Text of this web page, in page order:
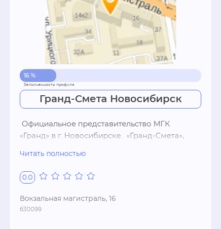
16 %
Гранд-Смета Новосибирск
 Официальное представительство МГК
«Гранд» в г. Новосибирске.  «Гранд-Смета»,
проектных организаций.  Продажа,   обучение,
сопровождение.  Бесплатная консультация по
горячему телефону.  Курсы по работе с
выдачей сертификата.
Читать полностью
0.0
Вокзальная магистраль, 16
630099